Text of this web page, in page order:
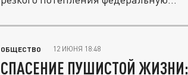
ОБЩЕСТВО 12 ИЮНЯ 18:48
СПАСЕНИЕ ПУШИСТОЙ ЖИЗНИ: